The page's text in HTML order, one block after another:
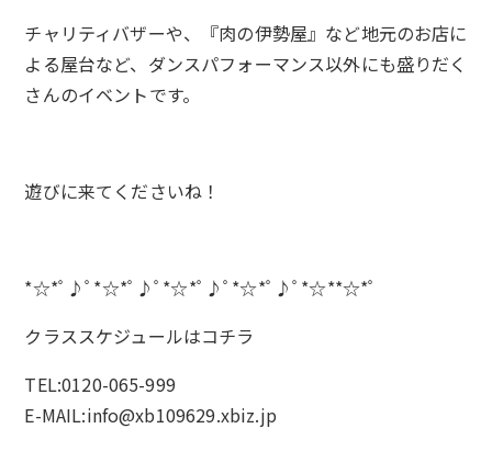
チャリティバザーや、『肉の伊勢屋』など地元のお店に
よる屋台など、ダンスパフォーマンス以外にも盛りだく
さんのイベントです。
遊びに来てくださいね！
*☆*ﾟ♪ﾟ*☆*ﾟ♪ﾟ*☆*ﾟ♪ﾟ*☆*ﾟ♪ﾟ*☆**☆*ﾟ
クラススケジュールはコチラ
TEL:0120-065-999
E-MAIL:info@xb109629.xbiz.jp